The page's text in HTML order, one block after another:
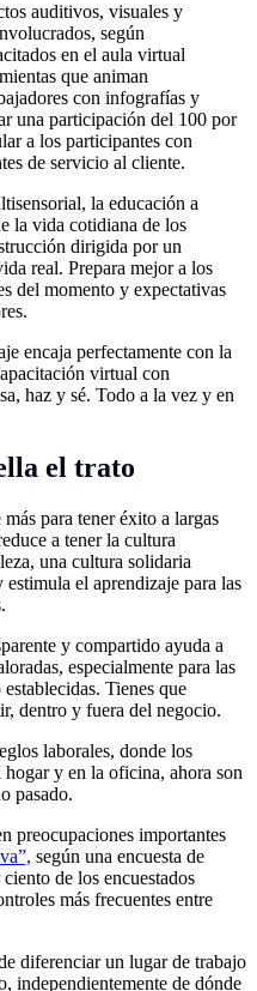
auditivos, visuales y
según
en el aula virtual
que animan
con infografías y
una participación del 100 por
a los participantes con
de servicio al cliente.
la educación a
la vida cotidiana de los
dirigida por un
real. Prepara mejor a los
del momento y expectativas
encaja perfectamente con la
virtual con
haz y sé. Todo a la vez y en
el trato
para tener éxito a largas
a tener la cultura
una cultura solidaria
el aprendizaje para las
y compartido ayuda a
especialmente para las
Tienes que
dentro y fuera del negocio.
laborales, donde los
y en la oficina, ahora son
pasado.
preocupaciones importantes
según una encuesta de
de los encuestados
más frecuentes entre
diferenciar un lugar de trabajo
independientemente de dónde